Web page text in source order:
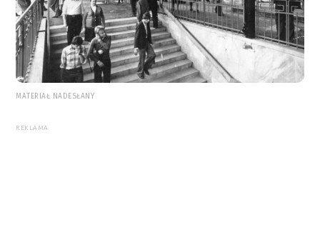
MATERIAŁ NADESŁANY
REKLAMA